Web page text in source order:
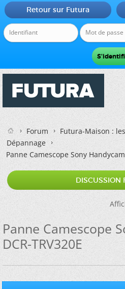
Retour sur Futura
Forum
Futura-Maison :
Dépannage
Panne Camescope Sony Handycam
DISCUSSION
Panne Camescope
DCR-TRV320E